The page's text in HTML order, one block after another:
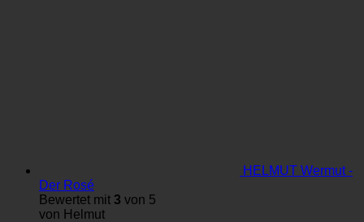
HELMUT Wermut -
Der Rosé
Bewertet mit 3 von 5
von Helmut